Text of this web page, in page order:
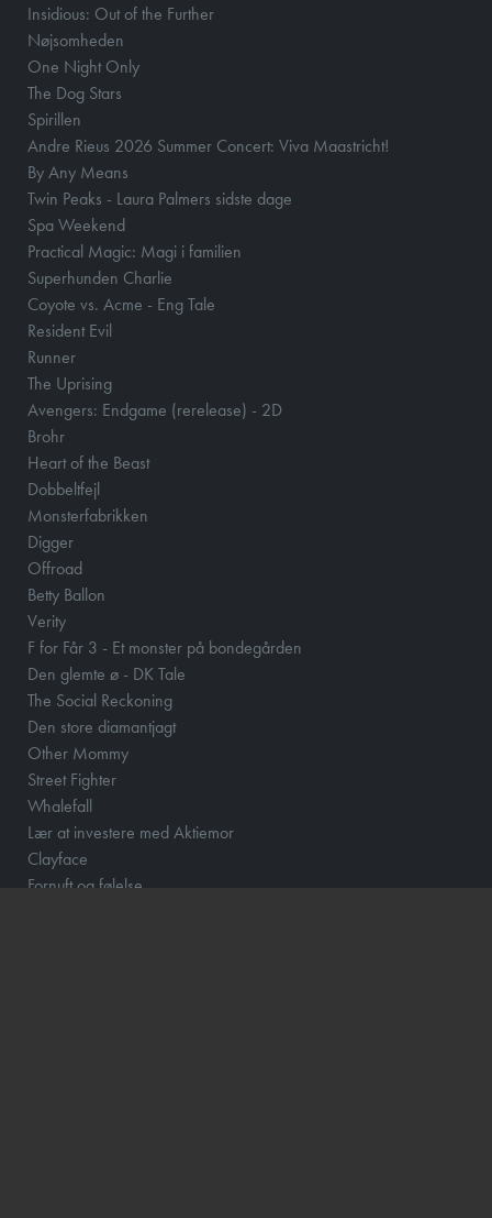
Insidious: Out of the Further
Nøjsomheden
One Night Only
The Dog Stars
Spirillen
Andre Rieus 2026 Summer Concert: Viva Maastricht!
By Any Means
Twin Peaks - Laura Palmers sidste dage
Spa Weekend
Practical Magic: Magi i familien
Superhunden Charlie
Coyote vs. Acme - Eng Tale
Resident Evil
Runner
The Uprising
Avengers: Endgame (rerelease) - 2D
Brohr
Heart of the Beast
Dobbeltfejl
Monsterfabrikken
Digger
Offroad
Betty Ballon
Verity
F for Får 3 - Et monster på bondegården
Den glemte ø - DK Tale
The Social Reckoning
Den store diamantjagt
Other Mommy
Street Fighter
Whalefall
Lær at investere med Aktiemor
Clayface
Fornuft og følelse